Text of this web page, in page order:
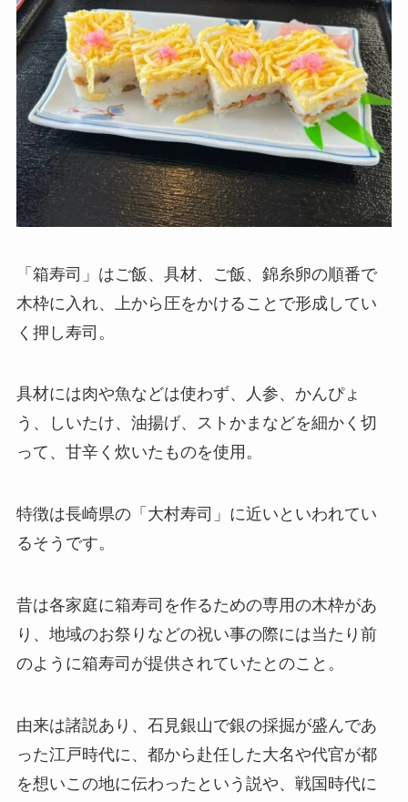
「箱寿司」はご飯、具材、ご飯、錦糸卵の順番で
木枠に入れ、上から圧をかけることで形成してい
く押し寿司。
具材には肉や魚などは使わず、人参、かんぴょ
う、しいたけ、油揚げ、ストかまなどを細かく切
って、甘辛く炊いたものを使用。
特徴は長崎県の「大村寿司」に近いといわれてい
るそうです。
昔は各家庭に箱寿司を作るための専用の木枠があ
り、地域のお祭りなどの祝い事の際には当たり前
のように箱寿司が提供されていたとのこと。
由来は諸説あり、石見銀山で銀の採掘が盛んであ
った江戸時代に、都から赴任した大名や代官が都
を想いこの地に伝わったという説や、戦国時代に